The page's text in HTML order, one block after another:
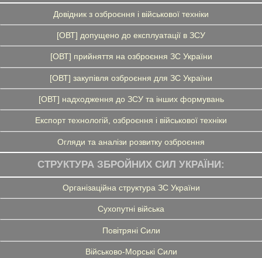
Довідник з озброєння і військової техніки
[ОВТ] допущено до експлуатації в ЗСУ
[ОВТ] прийняття на озброєння ЗС України
[ОВТ] закупівля озброєння для ЗС України
[ОВТ] надходження до ЗСУ та інших формувань
Експорт технологій, озброєння і військової техніки
Огляди та аналізи розвитку озброєння
СТРУКТУРА ЗБРОЙНИХ СИЛ УКРАЇНИ:
Організаційна структура ЗС України
Сухопутні війська
Повітряні Сили
Військово-Морські Сили